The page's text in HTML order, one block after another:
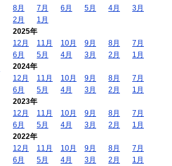
8月
7月 6月 5月 4月
3月
2月
1月
2025年
12月
11月 10月 9月 8月
7月
6月
5月 4月 3月 2月
1月
2024年
12月
11月 10月 9月 8月
7月
6月
5月 4月 3月 2月
1月
2023年
12月
11月 10月 9月 8月
7月
6月
5月 4月 3月 2月
1月
2022年
12月
11月 10月 9月 8月
7月
6月
5月 4月 3月 2月
1月